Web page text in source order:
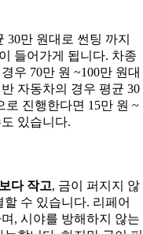
만 원대로 썬팅 까지
들어가게 됩니다. 차종
우 70만 원 ~100만 원대
자동차의 경우 평균 30
로 진행한다면 15만 원 ~
있습니다.
다 작고, 금이 퍼지지 않
수 있습니다. 리페어
, 시야를 방해하지 않는